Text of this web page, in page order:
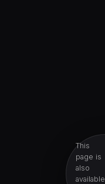
This
page is
also
available